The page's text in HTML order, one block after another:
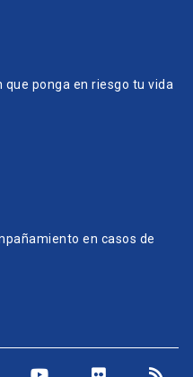
que ponga en riesgo tu vida
en casos de